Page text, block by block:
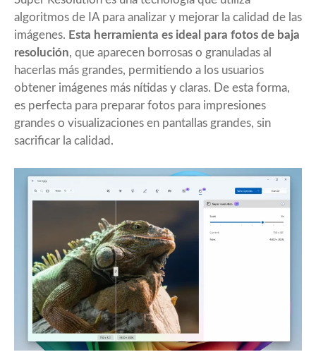
algoritmos de IA para analizar y mejorar la calidad de las
imágenes. Esta herramienta es ideal para fotos de baja
resolución, que aparecen borrosas o granuladas al
hacerlas más grandes, permitiendo a los usuarios
obtener imágenes más nítidas y claras. De esta forma,
es perfecta para preparar fotos para impresiones
grandes o visualizaciones en pantallas grandes, sin
sacrificar la calidad.